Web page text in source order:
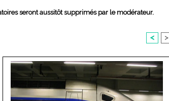
seront aussitôt supprimés par le modérateur.
< >